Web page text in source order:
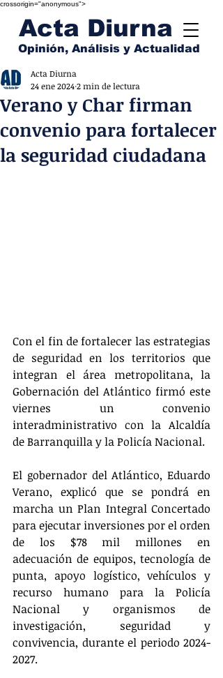
crossorigin="anonymous">
Acta Diurna
Opinión, Análisis y Actualidad
Verano y Char firman
convenio para fortalecer
la seguridad ciudadana
Acta Diurna
24 ene 20242 min de lectura
Con el fin de fortalecer las estrategias
de seguridad en los territorios que
integran el área metropolitana, la
Gobernación del Atlántico firmó este
viernes un convenio
interadministrativo con la Alcaldía
de Barranquilla y la Policía Nacional.
El gobernador del Atlántico, Eduardo
Verano, explicó que se pondrá en
marcha un Plan Integral Concertado
para ejecutar inversiones por el orden
de los $78 mil millones en
adecuación de equipos, tecnología de
punta, apoyo logístico, vehículos y
recurso humano para la Policía
Nacional y organismos de
investigación, seguridad y
convivencia, durante el periodo 2024-
2027.